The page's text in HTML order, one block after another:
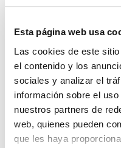
Esta página web usa
Las cookies de este
el contenido y los
sociales y analizar el
información sobre el
nuestros partners de
web, quienes pueden
que les haya